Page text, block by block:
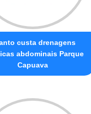
custa drenagens
abdominais Parque
Capuava